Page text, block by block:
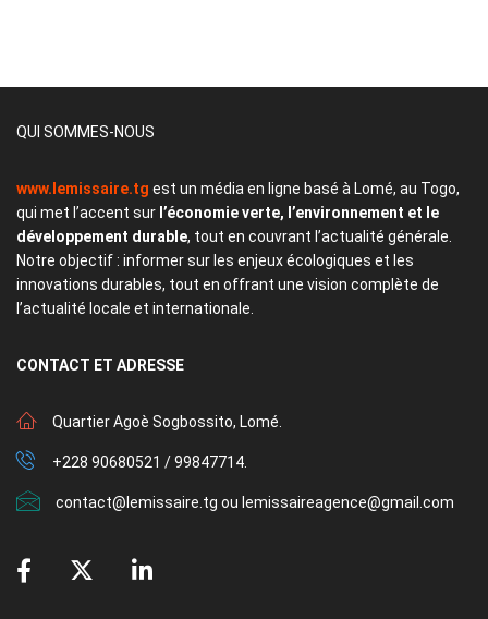
QUI SOMMES-NOUS
www.lemissaire.tg est un média en ligne basé à Lomé, au Togo,
qui met l’accent sur l’économie verte, l’environnement et le
développement durable, tout en couvrant l’actualité générale.
Notre objectif : informer sur les enjeux écologiques et les
innovations durables, tout en offrant une vision complète de
l’actualité locale et internationale.
CONTACT ET ADRESSE
Quartier Agoè Sogbossito, Lomé.
+228 90680521 / 99847714.
contact@lemissaire.tg ou lemissaireagence@gmail.com